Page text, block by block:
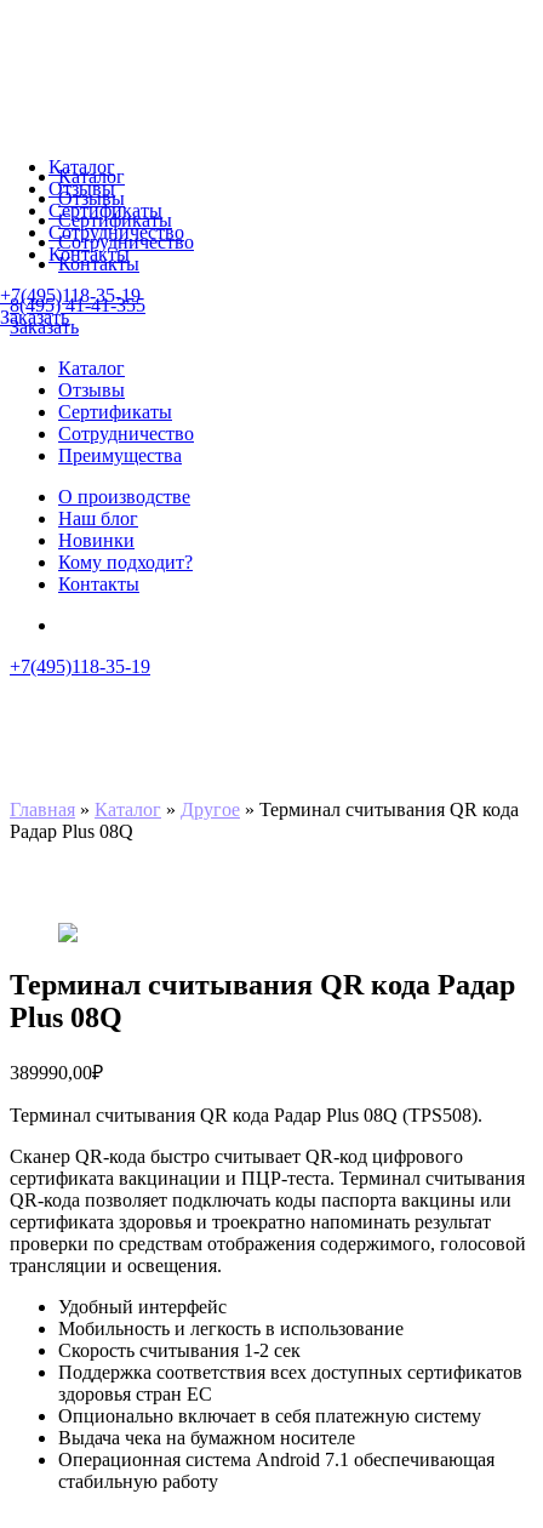
Каталог
Отзывы
Сертификаты
Сотрудничество
Контакты
8(495) 41-41-355
Заказать
Каталог
Отзывы
Сертификаты
Сотрудничество
Преимущества
О производстве
Наш блог
Новинки
Кому подходит?
Контакты
+7(495)118-35-19
Каталог
Отзывы
Сертификаты
Сотрудничество
Контакты
+7(495)118-35-19
Заказать
Главная » Каталог » Другое » Терминал считывания QR кода
Радар Plus 08Q
Терминал считывания QR кода Радар
Plus 08Q
389990,00₽
Терминал считывания QR кода Радар Plus 08Q (TPS508).
Сканер QR-кода быстро считывает QR-код цифрового
сертификата вакцинации и ПЦР-теста. Терминал считывания
QR-кода позволяет подключать коды паспорта вакцины или
сертификата здоровья и троекратно напоминать результат
проверки по средствам отображения содержимого, голосовой
трансляции и освещения.
Удобный интерфейс
Мобильность и легкость в использование
Скорость считывания 1-2 сек
Поддержка соответствия всех доступных сертификатов
здоровья стран ЕС
Опционально включает в себя платежную систему
Выдача чека на бумажном носителе
Операционная система Android 7.1 обеспечивающая
стабильную работу